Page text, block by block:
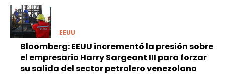
EEUU
Bloomberg: EEUU incrementó la presión sobre
el empresario Harry Sargeant III para forzar
su salida del sector petrolero venezolano